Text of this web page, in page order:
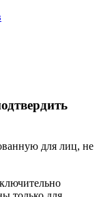
для лиц, не